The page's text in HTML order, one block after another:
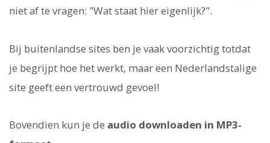
niet af te vragen: "Wat staat hier eigenlijk?".
Bij buitenlandse sites ben je vaak voorzichtig totdat
je begrijpt hoe het werkt, maar een Nederlandstalige
site geeft een vertrouwd gevoel!
Bovendien kun je de audio downloaden in MP3-